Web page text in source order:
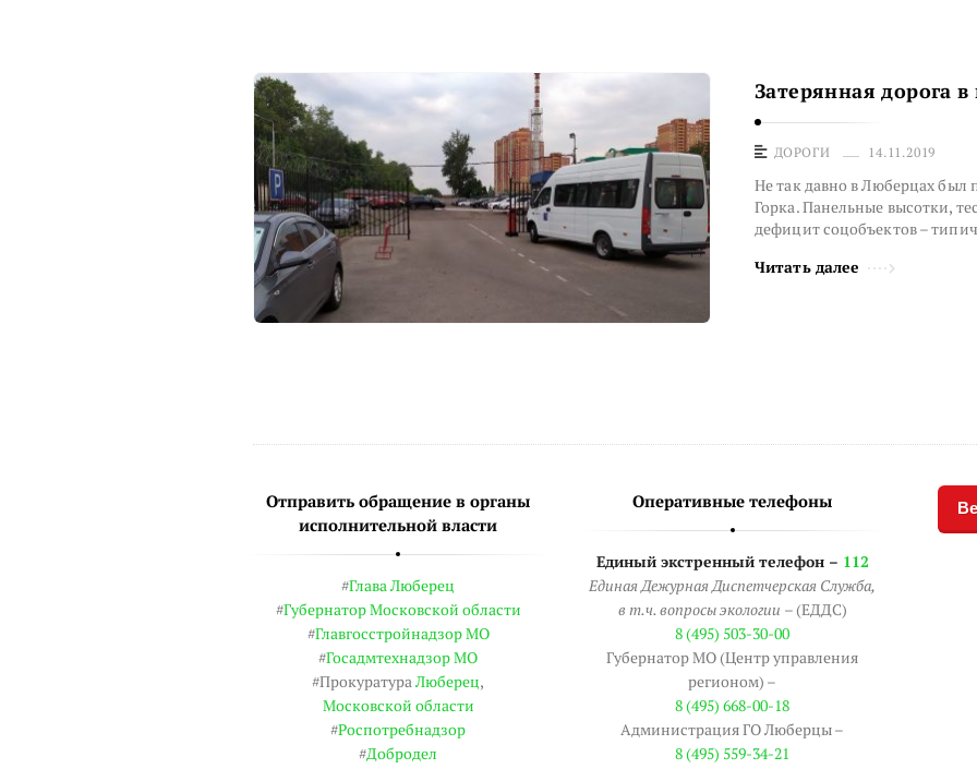
Затерянная дорога
ДОРОГИ 14.11.2019
Не так давно в Люберцах был
Горка. Панельные высотки,
дефицит соцобъектов –
Читать далее
Отправить обращение в органы
исполнительной власти
#Глава Люберец
#Губернатор Московской области
#Главгосстройнадзор МО
#Госадмтехнадзор МО
#ПрокуратураЛюберец,
Московской области
#Роспотребнадзор
#Добродел
Оперативные телефоны
Единый экстренный телефон – 112
Единая Дежурная Диспетчерская Служба,
в т.ч. вопросы экологии – (ЕДДС)
8 (495) 503-30-00
Губернатор МО (Центр управления
регионом) –
8 (495) 668-00-18
Администрация ГО Люберцы –
8 (495) 559-34-21